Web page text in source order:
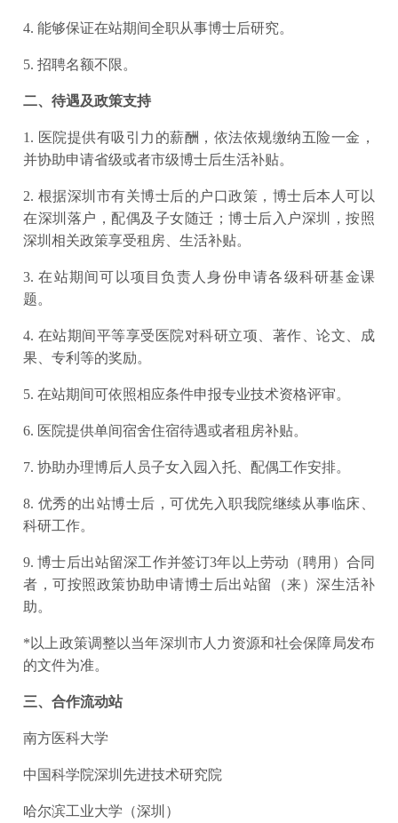
4. 能够保证在站期间全职从事博士后研究。
5. 招聘名额不限。
二、待遇及政策支持
1. 医院提供有吸引力的薪酬，依法依规缴纳五险一金，
并协助申请省级或者市级博士后生活补贴。
2. 根据深圳市有关博士后的户口政策，博士后本人可以
在深圳落户，配偶及子女随迁；博士后入户深圳，按照
深圳相关政策享受租房、生活补贴。
3. 在站期间可以项目负责人身份申请各级科研基金课
题。
4. 在站期间平等享受医院对科研立项、著作、论文、成
果、专利等的奖励。
5. 在站期间可依照相应条件申报专业技术资格评审。
6. 医院提供单间宿舍住宿待遇或者租房补贴。
7. 协助办理博后人员子女入园入托、配偶工作安排。
8. 优秀的出站博士后，可优先入职我院继续从事临床、
科研工作。
9. 博士后出站留深工作并签订3年以上劳动（聘用）合同
者，可按照政策协助申请博士后出站留（来）深生活补
助。
*以上政策调整以当年深圳市人力资源和社会保障局发布
的文件为准。
三、合作流动站
南方医科大学
中国科学院深圳先进技术研究院
哈尔滨工业大学（深圳）